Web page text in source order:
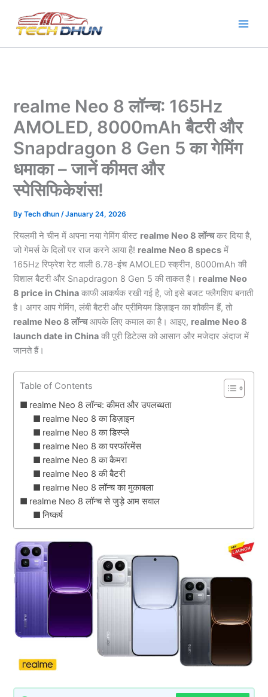
content
realme Neo 8 लॉन्च: 165Hz
AMOLED, 8000mAh बैटरी और
Snapdragon 8 Gen 5 का गेमिंग
धमाका – जानें कीमत और
स्पेसिफिकेशंस!
ByTech dhun/January 24, 2026
रियलमी ने चीन में अपना नया गेमिंग बीस्ट realme Neo 8 लॉन्चकर दिया है,
जो गेमर्स के दिलों पर राज करने आया है! realme Neo 8 specs में
165Hz रिफ्रेश रेट वाली 6.78-इंच AMOLED स्क्रीन, 8000mAh की
विशाल बैटरी और Snapdragon 8 Gen 5 की ताकत है। realme Neo
8 price in China काफी आकर्षक रखी गई है, जो इसे बजट फ्लैगशिप बनाती
है। अगर आप गेमिंग, लंबी बैटरी और प्रीमियम डिज़ाइन का शौकीन हैं, तो
realme Neo 8 लॉन्चआपके लिए कमाल का है। आइए, realme Neo 8
launch date in China की पूरी डिटेल्स को आसान और मजेदार अंदाज में
जानते हैं।
Table of Contents
realme Neo 8 लॉन्च: कीमत और उपलब्धता
realme Neo 8 का डिज़ाइन
realme Neo 8 का डिस्प्ले
realme Neo 8 का परफॉरमेंस
realme Neo 8 का कैमरा
realme Neo 8 की बैटरी
realme Neo 8 लॉन्च का मुकाबला
realme Neo 8 लॉन्च से जुड़े आम सवाल
निष्कर्ष